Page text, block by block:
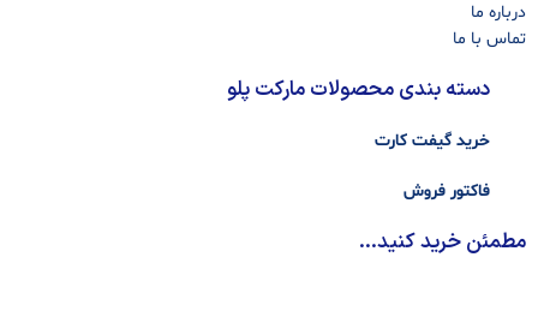
درباره ما
تماس با ما
دسته بندی محصولات مارکت پلو
خرید گیفت کارت
فاکتور فروش
مطمئن خرید کنید...